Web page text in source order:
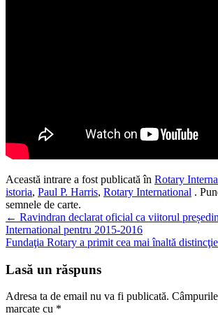
Această intrare a fost publicată în Rotary
istoria, Paul P. Harris, Rotary International .
semnele de carte.
Navigare
în
← Ravindran declarat oficial ca viitorul
International pentru 2015-2016
Fundaţia Rotary a primit cea mai înaltă
Lasă un răspuns
Adresa ta de email nu va fi publicată.
marcate cu *